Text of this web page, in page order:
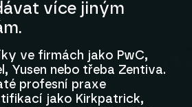
více jiným
ve firmách jako PwC,
Yusen nebo třeba Zentiva.
profesní praxe
jako Kirkpatrick,